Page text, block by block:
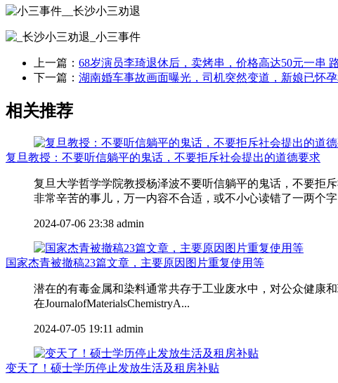
上一篇： 68岁演员李琦退休后，卖烤串，价格高达50元一串
下一篇： 湖南婚车事故画面曝光，司机突然变道，新娘已怀
相关推荐
复旦教授：不要听信躺平的鬼话，不要拒斥社会提出的道德要求
复旦大学哲学学院教授杨泽波不要听信躺平的鬼话，不要拒
非常辛苦的事儿，万一内容不合适，或不小心读错了一两个
2024-07-06 23:38 admin
国家杰青被撤稿23篇文章，主要原因图片重复使用等
潜在的有毒金属和染料通常共存于工业废水中，对公众健康
在JournalofMaterialsChemistryA...
2024-07-05 19:11 admin
变天了！硕士学历停止发放生活及租房补贴